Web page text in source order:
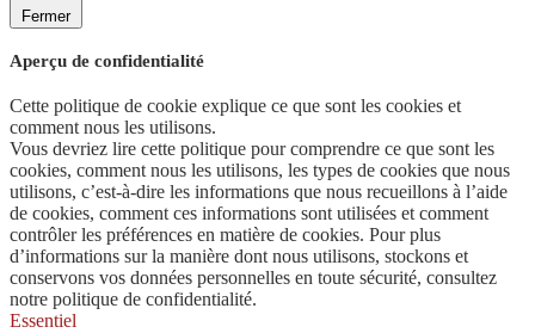
Fermer
Aperçu de confidentialité
Cette politique de cookie explique ce que sont les cookies et
comment nous les utilisons.
Vous devriez lire cette politique pour comprendre ce que sont les
cookies, comment nous les utilisons, les types de cookies que nous
utilisons, c’est-à-dire les informations que nous recueillons à l’aide
de cookies, comment ces informations sont utilisées et comment
contrôler les préférences en matière de cookies. Pour plus
d’informations sur la manière dont nous utilisons, stockons et
conservons vos données personnelles en toute sécurité, consultez
notre politique de confidentialité.
Essentiel